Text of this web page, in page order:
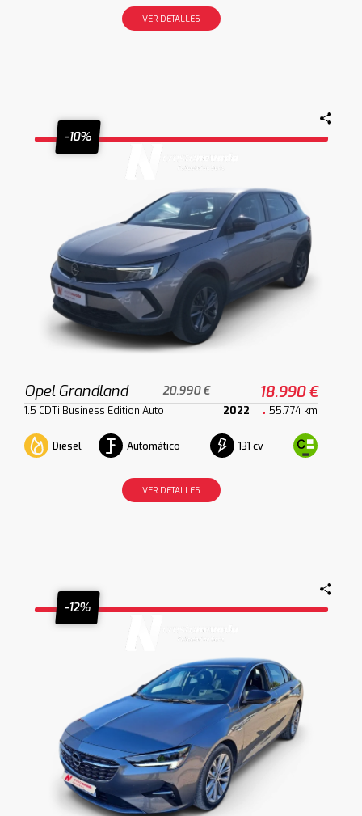
VER DETALLES
-10%
Opel Grandland 20.990 € 18.990 €
1.5 CDTi Business Edition Auto 2022 55.774 km
Diesel Automático 131 cv
VER DETALLES
-12%